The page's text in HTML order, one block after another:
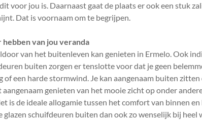
voor jou is. Daarnaast gaat de plaats er ook een stuk
Dat is voornaam om te begrijpen.
van jou veranda
van het buitenleven kan genieten in Ermelo. Ook
buiten zorgen er tenslotte voor dat je geen
een harde stormwind. Je kan aangenaam buiten zitten
genieten van het mooie zicht op onder
is de ideale allogamie tussen het comfort van binnen
glazen schuifdeuren buiten dan ook zo wenselijk bij heel